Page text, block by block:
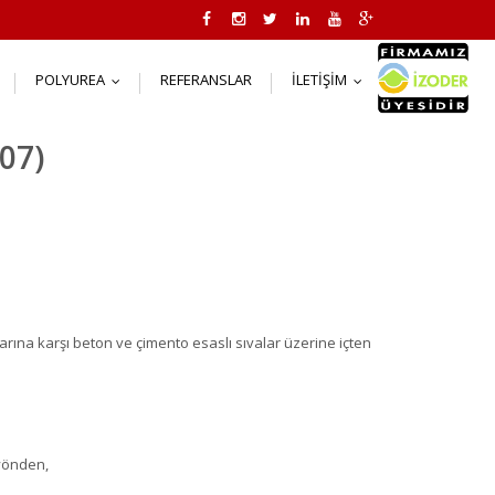
POLYUREA REFERANSLAR İLETIŞIM
karşı beton ve çimento esaslı sıvalar üzerine içten